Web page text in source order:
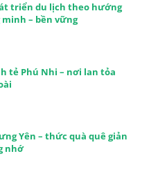
triển du lịch theo hướng
– bền vững
tẻ Phú Nhi – nơi lan tỏa
Yên – thức quà quê giản
nhớ